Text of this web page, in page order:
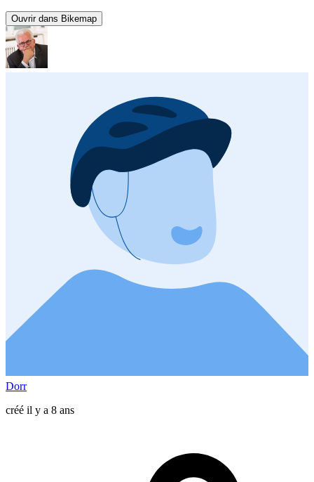
Ouvrir dans Bikemap
Dorr
créé il y a 8 ans